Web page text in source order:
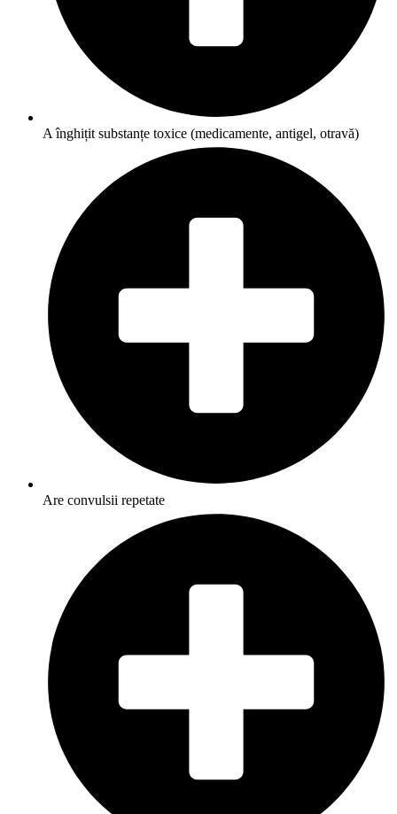
A înghițit substanțe toxice (medicamente, antigel, otravă)
Are convulsii repetate